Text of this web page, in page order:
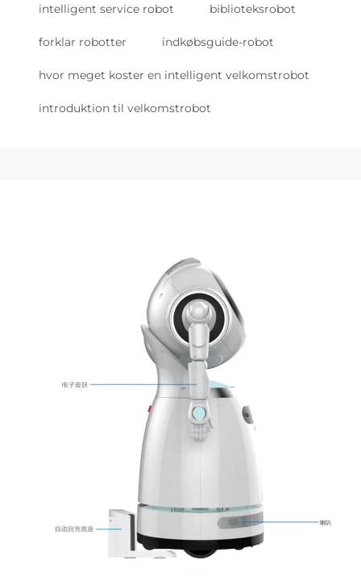
intelligent service robot biblioteksrobot
forklar robotter indkøbsguide-robot
hvor meget koster en intelligent velkomstrobot
introduktion til velkomstrobot